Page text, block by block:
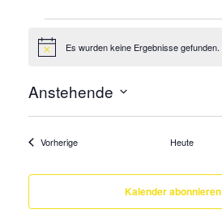
Veranstaltungen
HinweisEs wurden keine Ergebnisse gefunden.
Anstehende
VorherigeVeranstaltungen Heute
Kalender abonnieren